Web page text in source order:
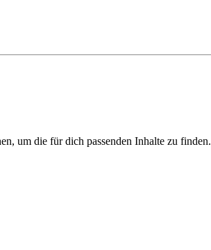
um die für dich passenden Inhalte zu finden.